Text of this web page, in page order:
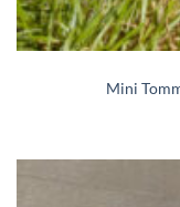
Mini